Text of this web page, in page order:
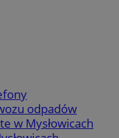
odpadów
w Mysłowicach